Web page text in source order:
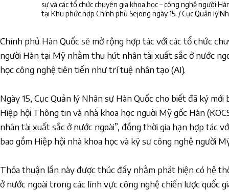
sự và các tổ chức chuyên gia khoa học – công nghệ người
tại Khu phức hợp Chính phủ Sejong ngày 15. / Cục Quản lý
Chính phủ Hàn Quốc sẽ mở rộng hợp tác với các tổ chức
người Hàn tại Mỹ nhằm thu hút nhân tài xuất sắc ở nước
học công nghệ tiên tiến như trí tuệ nhân tạo (AI).
Ngày 15, Cục Quản lý Nhân sự Hàn Quốc cho biết đã ký
Hiệp hội Thông tin và nhà khoa học nguời Mỹ gốc Hàn
nhân tài xuất sắc ở nước ngoài”, đồng thời gia hạn hợp tác
bao gồm Hiệp hội nhà khoa học và kỹ sư công nghệ người
Thỏa thuận lần này được thúc đẩy nhằm phát hiện có hệ
ở nước ngoài trong các lĩnh vực công nghệ chiến lược quốc